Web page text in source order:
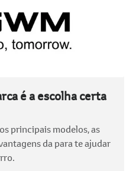
é a escolha certa
principais modelos, as
da para te ajudar